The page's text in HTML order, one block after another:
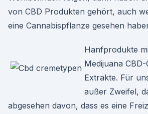
von CBD Produkten gehört, auch
eine Cannabispflanze gesehen
Hanfprodukte
Medijuana
Extrakte. Für
außer Zweifel,
abgesehen davon, dass es eine